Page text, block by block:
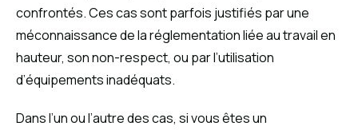
confrontés. Ces cas sont parfois justifiés par une
méconnaissance de la réglementation liée au travail en
hauteur, son non-respect, ou par l’utilisation
d’équipements inadéquats.
Dans l’un ou l’autre des cas, si vous êtes un